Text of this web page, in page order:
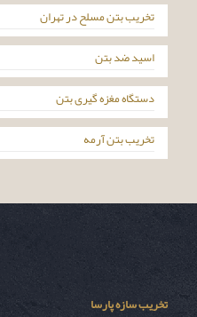
تخریب بتن مسلح در تهران
اسید ضد بتن
دستگاه مغزه گیری بتن
تخریب بتن آرمه
تخریب سازه پارسا